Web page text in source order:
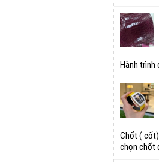
Hành trình
Chốt ( cốt)
chọn chốt